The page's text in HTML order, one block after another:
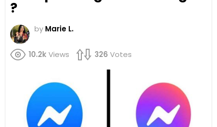
?
by Marie L.
10.2kViews 326 Votes